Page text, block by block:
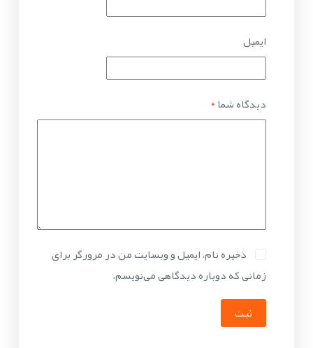
ایمیل
دیدگاه شما*
ذخیره نام، ایمیل و وبسایت من در مرورگر برای
زمانی که دوباره دیدگاهی می‌نویسم.
ثبت